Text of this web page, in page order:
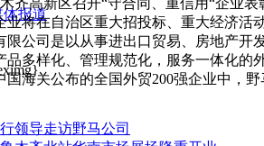
体报道
业将在自治区重大招投标、重大经济活
公司是以从事进出口贸易、房地产开
品多样化、管理规范化，服务一体化的
国海关公布的全国外贸200强企业中，
领导走访野马公司